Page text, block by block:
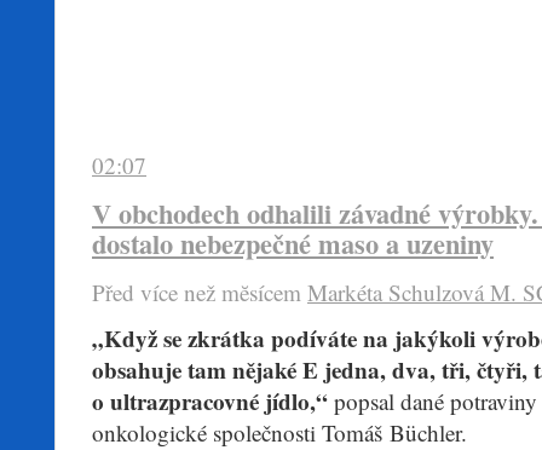
02:07
V obchodech odhalili závadné
dostalo nebezpečné maso a uzeniny
Před více než mĕsícem Markéta Schulzová M.
„Když se zkrátka podíváte na jakýkoli
obsahuje tam nějaké E jedna, dva, tři, čtyři,
o ultrazpracovné jídlo,“ popsal dané potraviny
onkologické společnosti Tomáš Büchler.